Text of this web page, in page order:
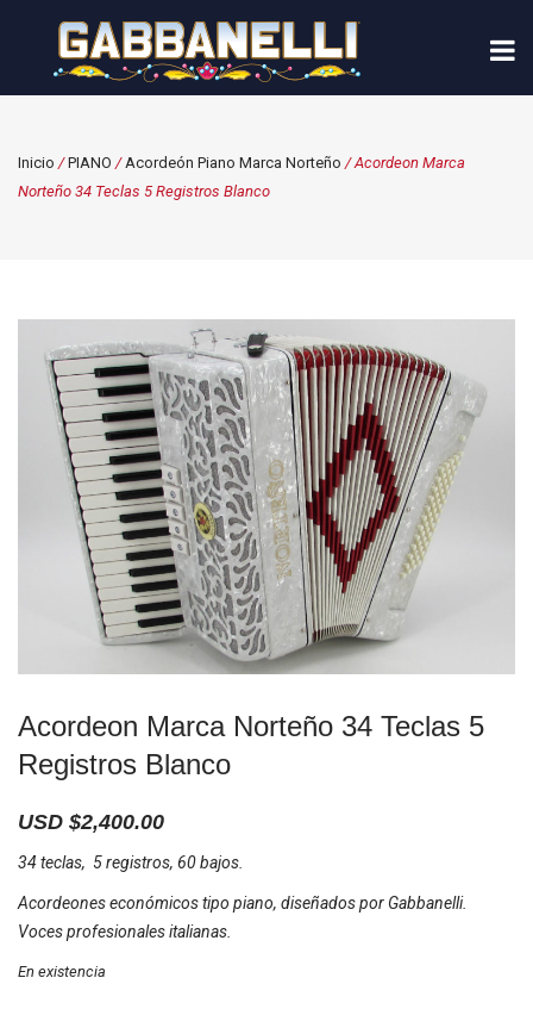
Inicio /PIANO /Acordeón Piano Marca Norteño / Acordeon Marca
Norteño 34 Teclas 5 Registros Blanco
Acordeon Marca Norteño 34 Teclas 5
Registros Blanco
USD $2,400.00
34 teclas, 5 registros, 60 bajos.
Acordeones económicos tipo piano, diseñados por Gabbanelli.
Voces profesionales italianas.
En existencia